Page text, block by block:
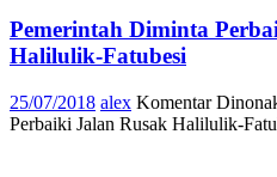
Pemerintah Diminta
Halilulik-Fatubesi
25/07/2018 alex Komentar
Perbaiki Jalan Rusak Halilulik-